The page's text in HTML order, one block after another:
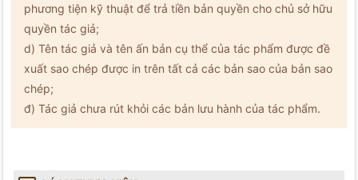
phương tiện kỹ thuật để trả tiền bản quyền cho chủ sở hữu
quyền tác giả;
d) Tên tác giả và tên ấn bản cụ thể của tác phẩm được đề
xuất sao chép được in trên tất cả các bản sao của bản sao
chép;
đ) Tác giả chưa rút khỏi các bản lưu hành của tác phẩm.